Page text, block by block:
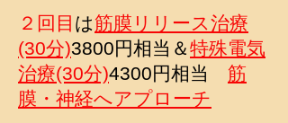
２回目 は筋膜リリース治療
(30分)3800円相当＆特殊電気
治療(30分)4300円相当 筋
膜・神経へアプローチ